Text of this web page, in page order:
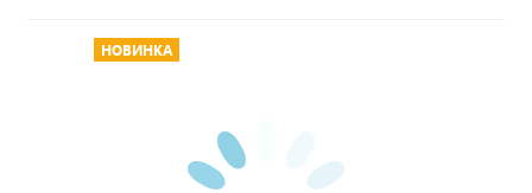
НОВИНКА